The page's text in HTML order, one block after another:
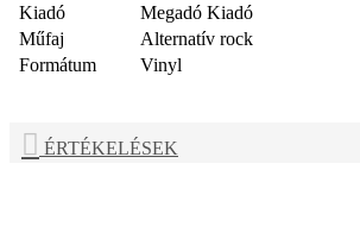
Kiadó
Megadó Kiadó
Műfaj
Alternatív rock
Formátum
Vinyl
ÉRTÉKELÉSEK